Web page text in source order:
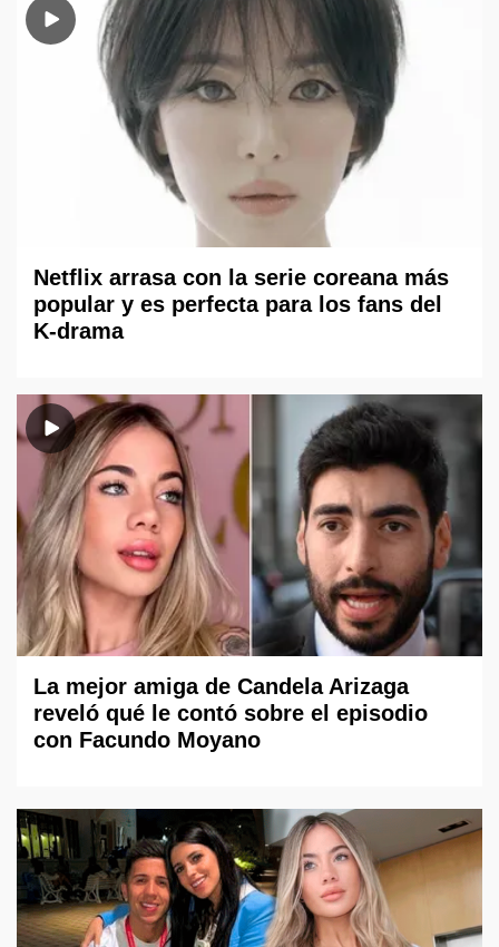
Netflix arrasa con la serie coreana más
popular y es perfecta para los fans del
K-drama
La mejor amiga de Candela Arizaga
reveló qué le contó sobre el episodio
con Facundo Moyano